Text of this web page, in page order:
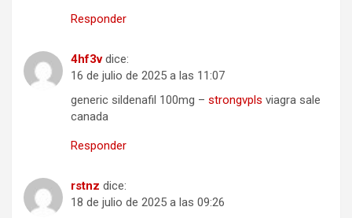
Responder
4hf3v dice:
16 de julio de 2025 a las 11:07
generic sildenafil 100mg – strongvpls viagra sale
canada
Responder
rstnz dice:
18 de julio de 2025 a las 09:26